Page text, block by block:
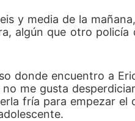
y media de la
algún que otro
donde encuentro a
me gusta
fría para empezar el